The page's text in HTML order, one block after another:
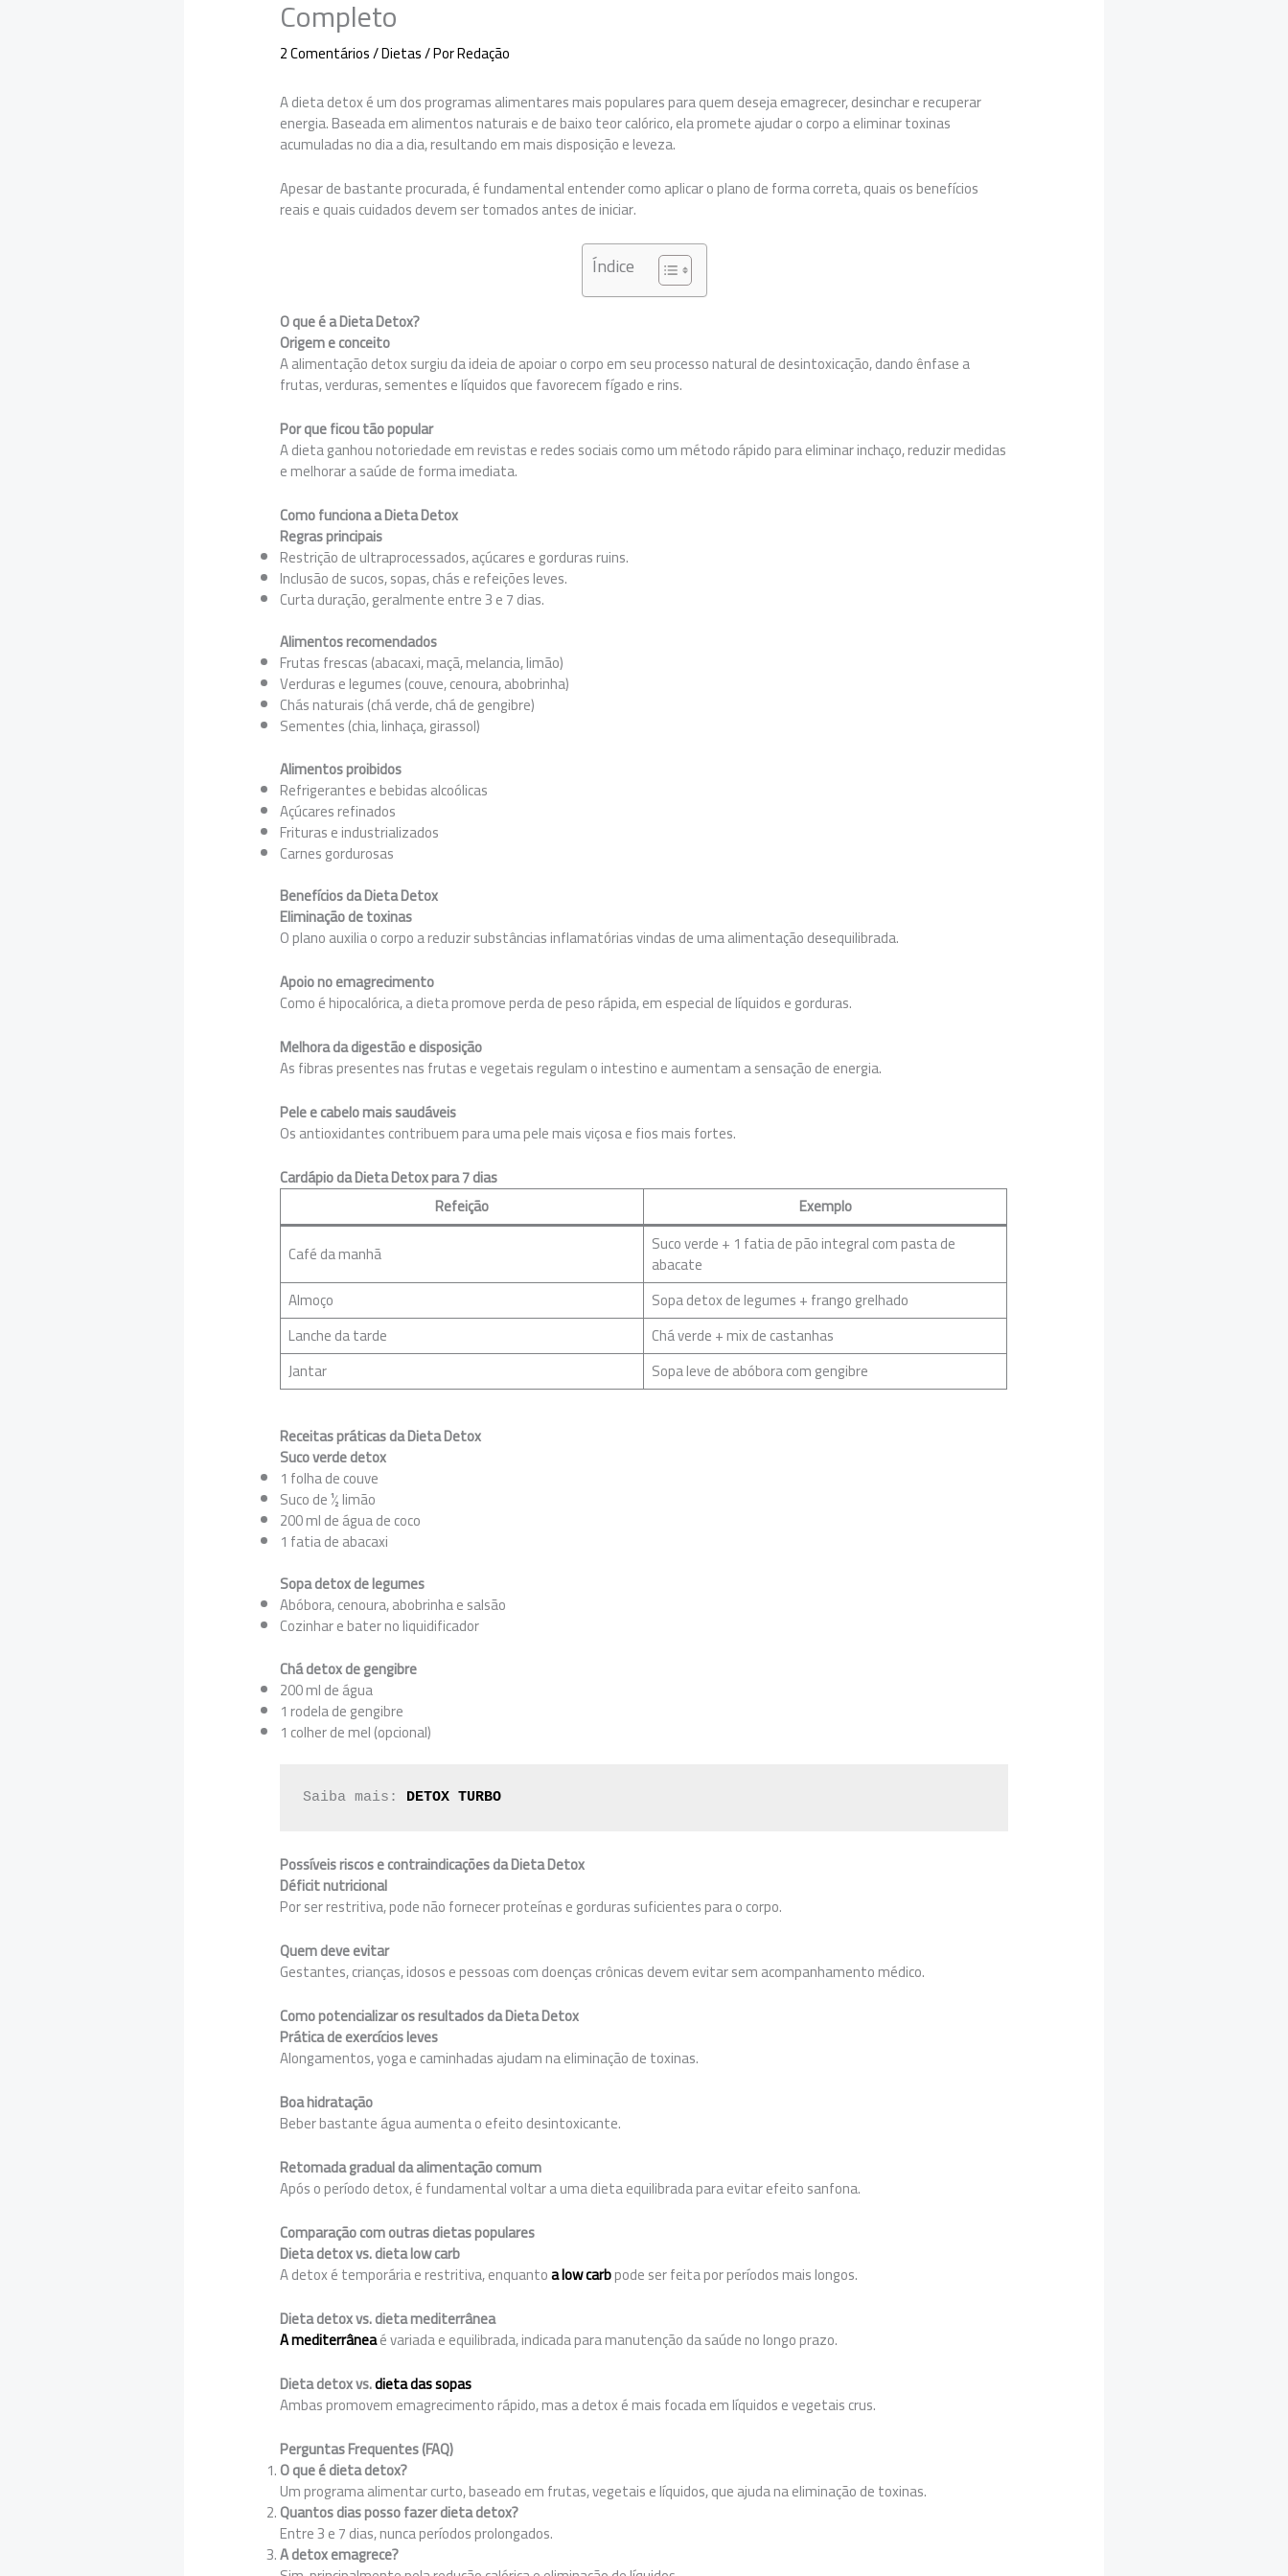
Completo
2 Comentários/Dietas/ PorRedação
A dieta detox é um dos programas alimentares mais populares para quem deseja emagrecer, desinchar e recuperar
energia. Baseada em alimentos naturais e de baixo teor calórico, ela promete ajudar o corpo a eliminar toxinas
acumuladas no dia a dia, resultando em mais disposição e leveza.
Apesar de bastante procurada, é fundamental entender como aplicar o plano de forma correta, quais os benefícios
reais e quais cuidados devem ser tomados antes de iniciar.
Índice
O que é a Dieta Detox?
Origem e conceito
A alimentação detox surgiu da ideia de apoiar o corpo em seu processo natural de desintoxicação, dando ênfase a
frutas, verduras, sementes e líquidos que favorecem fígado e rins.
Por que ficou tão popular
A dieta ganhou notoriedade em revistas e redes sociais como um método rápido para eliminar inchaço, reduzir medidas
e melhorar a saúde de forma imediata.
Como funciona a Dieta Detox
Regras principais
Restrição de ultraprocessados, açúcares e gorduras ruins.
Inclusão de sucos, sopas, chás e refeições leves.
Curta duração, geralmente entre 3 e 7 dias.
Alimentos recomendados
Frutas frescas (abacaxi, maçã, melancia, limão)
Verduras e legumes (couve, cenoura, abobrinha)
Chás naturais (chá verde, chá de gengibre)
Sementes (chia, linhaça, girassol)
Alimentos proibidos
Refrigerantes e bebidas alcoólicas
Açúcares refinados
Frituras e industrializados
Carnes gordurosas
Benefícios da Dieta Detox
Eliminação de toxinas
O plano auxilia o corpo a reduzir substâncias inflamatórias vindas de uma alimentação desequilibrada.
Apoio no emagrecimento
Como é hipocalórica, a dieta promove perda de peso rápida, em especial de líquidos e gorduras.
Melhora da digestão e disposição
As fibras presentes nas frutas e vegetais regulam o intestino e aumentam a sensação de energia.
Pele e cabelo mais saudáveis
Os antioxidantes contribuem para uma pele mais viçosa e fios mais fortes.
Cardápio da Dieta Detox para 7 dias
Refeição
Exemplo
Café da manhã
Suco verde + 1 fatia de pão integral com pasta de
abacate
Almoço
Sopa detox de legumes + frango grelhado
Lanche da tarde
Chá verde + mix de castanhas
Jantar
Sopa leve de abóbora com gengibre
Receitas práticas da Dieta Detox
Suco verde detox
1 folha de couve
Suco de ½ limão
200 ml de água de coco
1 fatia de abacaxi
Sopa detox de legumes
Abóbora, cenoura, abobrinha e salsão
Cozinhar e bater no liquidificador
Chá detox de gengibre
200 ml de água
1 rodela de gengibre
1 colher de mel (opcional)
Saiba mais: DETOX TURBO
Possíveis riscos e contraindicações da Dieta Detox
Déficit nutricional
Por ser restritiva, pode não fornecer proteínas e gorduras suficientes para o corpo.
Quem deve evitar
Gestantes, crianças, idosos e pessoas com doenças crônicas devem evitar sem acompanhamento médico.
Como potencializar os resultados da Dieta Detox
Prática de exercícios leves
Alongamentos, yoga e caminhadas ajudam na eliminação de toxinas.
Boa hidratação
Beber bastante água aumenta o efeito desintoxicante.
Retomada gradual da alimentação comum
Após o período detox, é fundamental voltar a uma dieta equilibrada para evitar efeito sanfona.
Comparação com outras dietas populares
Dieta detox vs. dieta low carb
A detox é temporária e restritiva, enquantoa low carbpode ser feita por períodos mais longos.
Dieta detox vs. dieta mediterrânea
A mediterrâneaé variada e equilibrada, indicada para manutenção da saúde no longo prazo.
Dieta detox vs.dieta das sopas
Ambas promovem emagrecimento rápido, mas a detox é mais focada em líquidos e vegetais crus.
Perguntas Frequentes (FAQ)
O que é dieta detox?
Um programa alimentar curto, baseado em frutas, vegetais e líquidos, que ajuda na eliminação de toxinas.
Quantos dias posso fazer dieta detox?
Entre 3 e 7 dias, nunca períodos prolongados.
A detox emagrece?